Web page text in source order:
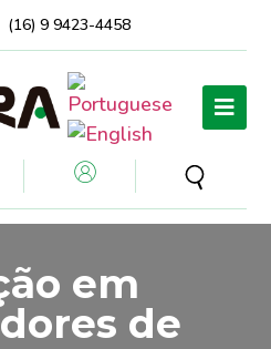
(16) 9 9423-4458
em
de